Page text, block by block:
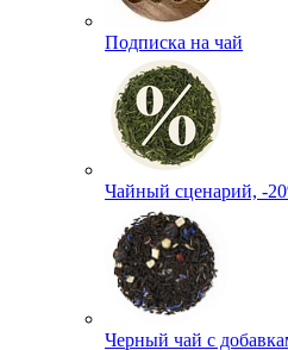
Подписка на чай
Чайный сценарий, -
Черный чай с